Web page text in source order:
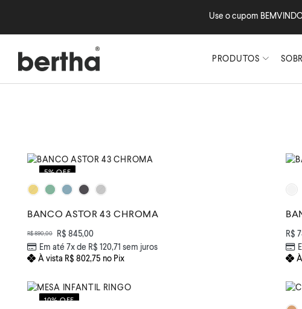
Use o cupom
PRODUTOS
5% OFF
BANCO ASTOR 43 CHROMA
R$890,00 R$ 845,00
Em até 7x de R$ 120,71 sem juros
À vista R$ 802,75 no Pix
R$
10% OFF